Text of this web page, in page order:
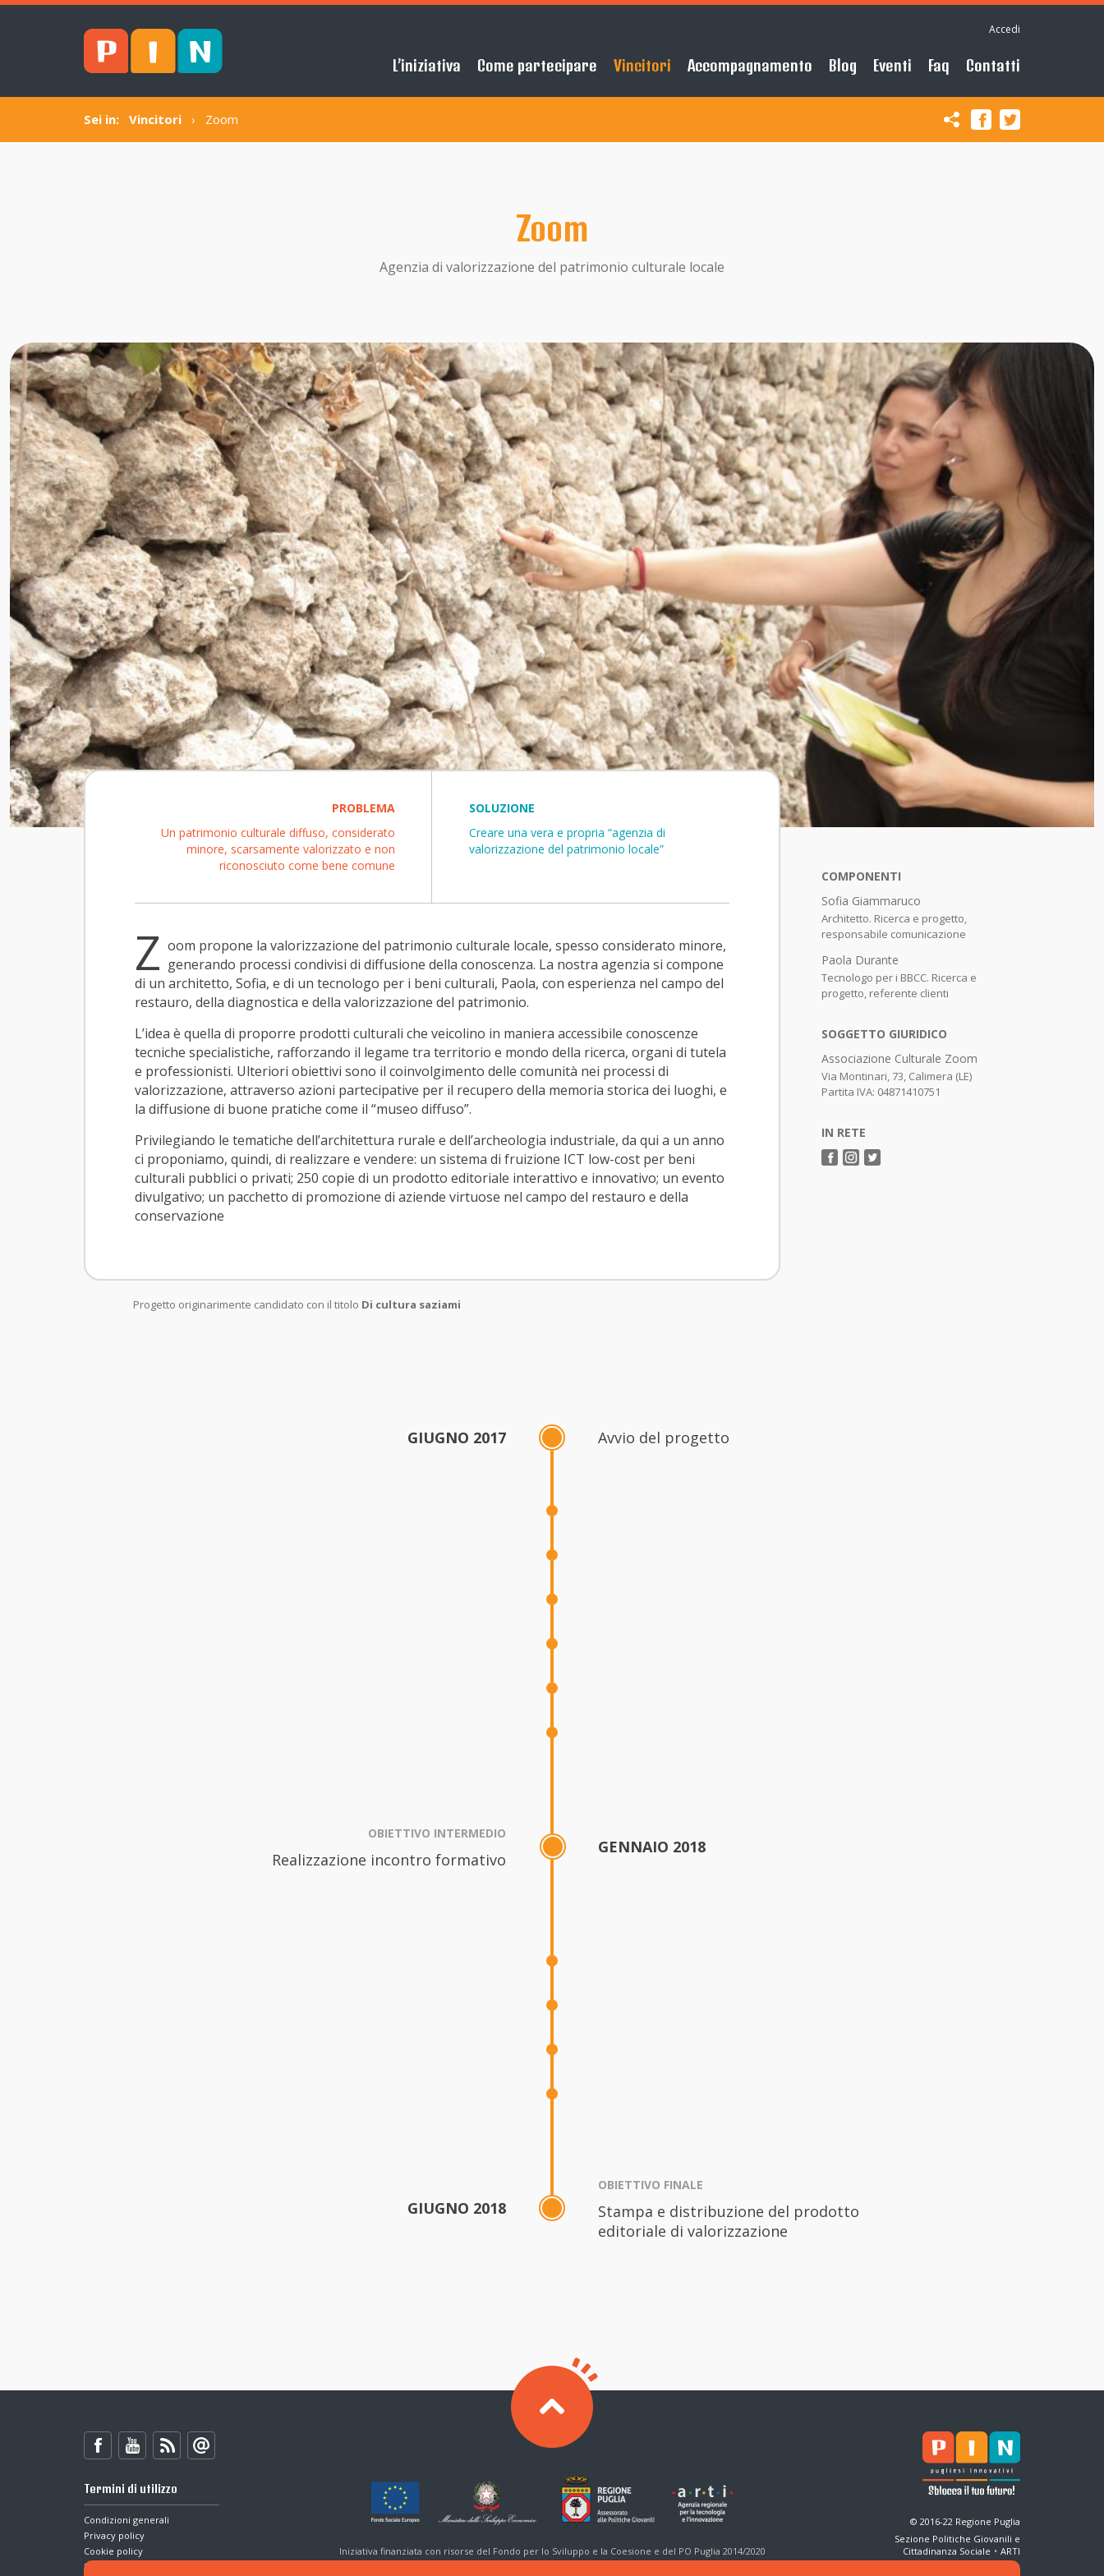
Accedi
L’iniziativa Come partecipare Vincitori Accompagnamento Blog Eventi Faq Contatti
Sei in: Vincitori › Zoom
Zoom
Agenzia di valorizzazione del patrimonio culturale locale
PROBLEMA
Un patrimonio culturale diffuso, considerato
minore, scarsamente valorizzato e non
riconosciuto come bene comune
SOLUZIONE
Creare una vera e propria “agenzia di
valorizzazione del patrimonio locale”
Z oom propone la valorizzazione del patrimonio culturale locale, spesso considerato minore,
generando processi condivisi di diffusione della conoscenza. La nostra agenzia si compone
di un architetto, Sofia, e di un tecnologo per i beni culturali, Paola, con esperienza nel campo del
restauro, della diagnostica e della valorizzazione del patrimonio.
L’idea è quella di proporre prodotti culturali che veicolino in maniera accessibile conoscenze
tecniche specialistiche, rafforzando il legame tra territorio e mondo della ricerca, organi di tutela
e professionisti. Ulteriori obiettivi sono il coinvolgimento delle comunità nei processi di
valorizzazione, attraverso azioni partecipative per il recupero della memoria storica dei luoghi, e
la diffusione di buone pratiche come il “museo diffuso”.
Privilegiando le tematiche dell’architettura rurale e dell’archeologia industriale, da qui a un anno
ci proponiamo, quindi, di realizzare e vendere: un sistema di fruizione ICT low-cost per beni
culturali pubblici o privati; 250 copie di un prodotto editoriale interattivo e innovativo; un evento
divulgativo; un pacchetto di promozione di aziende virtuose nel campo del restauro e della
conservazione
Progetto originarimente candidato con il titolo Di cultura saziami
COMPONENTI
Sofia Giammaruco
Architetto. Ricerca e progetto,
responsabile comunicazione
Paola Durante
Tecnologo per i BBCC. Ricerca e
progetto, referente clienti
SOGGETTO GIURIDICO
Associazione Culturale Zoom
Via Montinari, 73, Calimera (LE)
Partita IVA: 04871410751
IN RETE
GIUGNO 2017 Avvio del progetto
GENNAIO 2018
OBIETTIVO INTERMEDIO
Realizzazione incontro formativo
GIUGNO 2018
OBIETTIVO FINALE
Stampa e distribuzione del prodotto
editoriale di valorizzazione
Termini di utilizzo
Condizioni generali
Privacy policy
Cookie policy
Dichiarazione di accessibilità
Iniziativa finanziata con risorse del Fondo per lo Sviluppo e la Coesione e del PO Puglia 2014/2020
© 2016-22 Regione Puglia
Sezione Politiche Giovanili e
Cittadinanza Sociale • ARTI